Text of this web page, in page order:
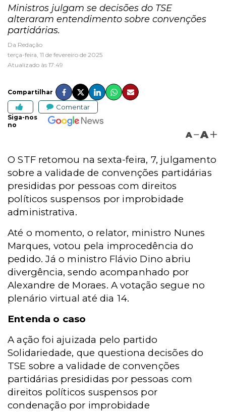
Ministros julgam se decisões do TSE
alteraram entendimento sobre convenções
partidárias.
Da Redação
terça-feira, 11 de fevereiro de 2025
Atualizado às 17:49
Compartilhar
Comentar
Siga-nos
no
A A
O STF retomou na sexta-feira, 7, julgamento
sobre a validade de convenções partidárias
presididas por pessoas com direitos
políticos suspensos por improbidade
administrativa.
Até o momento, o relator, ministro Nunes
Marques, votou pela improcedência do
pedido. Já o ministro Flávio Dino abriu
divergência, sendo acompanhado por
Alexandre de Moraes. A votação segue no
plenário virtual até dia 14.
Entenda o caso
A ação foi ajuizada pelo partido
Solidariedade, que questiona decisões do
TSE sobre a validade de convenções
partidárias presididas por pessoas com
direitos políticos suspensos por
condenação por improbidade